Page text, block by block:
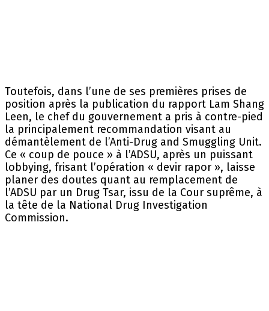
Toutefois, dans l’une de ses premières prises de
position après la publication du rapport Lam Shang
Leen, le chef du gouvernement a pris à contre-pied
la principalement recommandation visant au
démantèlement de l’Anti-Drug and Smuggling Unit.
Ce « coup de pouce » à l’ADSU, après un puissant
lobbying, frisant l’opération « devir rapor », laisse
planer des doutes quant au remplacement de
l’ADSU par un Drug Tsar, issu de la Cour suprême, à
la tête de la National Drug Investigation
Commission.